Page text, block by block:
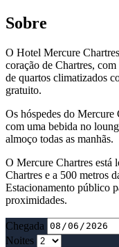
Sobre
O Hotel Mercure
coração de Chartres,
de quartos climatizados
gratuito.
Os hóspedes do Mercure
com uma bebida no
almoço todas as manhãs.
O Mercure Chartres está
Chartres e a 500 metros
Estacionamento público
proximidades.
Chegada
Noites